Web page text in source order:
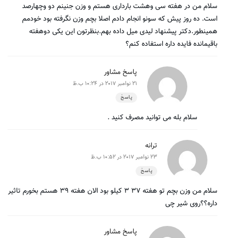
سلام من در هفته سی وهشت بارداری هستم و وزن جنینم دو وچهارصد
است. ده روز پیش که سونو انجام دادم اصلا بچم وزن نگرفته بود خودمم
همینطور.دکتر پیشنهاد لیدی میل داده بهم.بنظرتون این یکی دوهفته
باقیمانده فایده داره استفاده کنم؟
پاسخ مشاور
21 نوامبر 2017 در 10:24 ب.ظ
پاسخ
سلام بله می توانید مصرف کنید .
ترانه
23 نوامبر 2017 در 10:52 ب.ظ
پاسخ
سلام من وزن بچم تو هفته ۳۷ ۳ کیلو بود الان هفته ۳۹ هستم بخورم تاثیر
داره؟؟روی شیر چی
پاسخ مشاور